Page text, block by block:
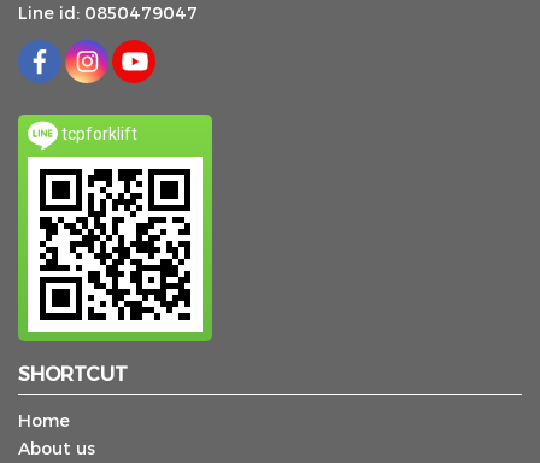
Line id: 0850479047
tcpforklift
SHORTCUT
Home
About us